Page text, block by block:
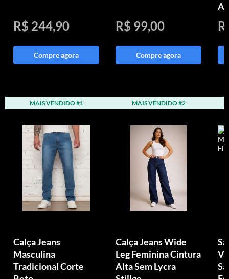
R$ 244,90
Compre agora
R$ 99,00
Compre agora
MAIS VENDIDO #1
Calça Jeans
Masculina
Tradicional Corte
MAIS VENDIDO #2
Calça Jeans Wide
Leg Feminina Cintura
Alta Sem Lycra